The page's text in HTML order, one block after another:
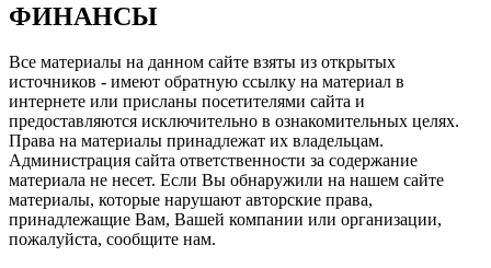
ФИНАНСЫ
Все материалы на данном сайте взяты из открытых
источников - имеют обратную ссылку на материал в
интернете или присланы посетителями сайта и
предоставляются исключительно в ознакомительных целях.
Права на материалы принадлежат их владельцам.
Администрация сайта ответственности за содержание
материала не несет. Если Вы обнаружили на нашем сайте
материалы, которые нарушают авторские права,
принадлежащие Вам, Вашей компании или организации,
пожалуйста, сообщите нам.